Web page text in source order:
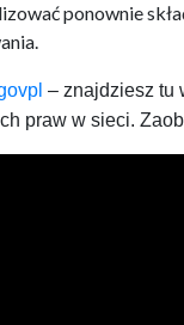
ponownie
– znajdziesz tu
praw w sieci.